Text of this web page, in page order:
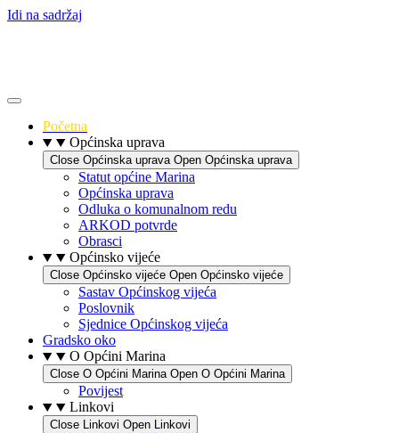
Idi na sadržaj
Početna
Općinska uprava
Close Općinska uprava Open Općinska uprava
Statut općine Marina
Općinska uprava
Odluka o komunalnom redu
ARKOD potvrde
Obrasci
Općinsko vijeće
Close Općinsko vijeće Open Općinsko vijeće
Sastav Općinskog vijeća
Poslovnik
Sjednice Općinskog vijeća
Gradsko oko
O Općini Marina
Close O Općini Marina Open O Općini Marina
Povijest
Linkovi
Close Linkovi Open Linkovi